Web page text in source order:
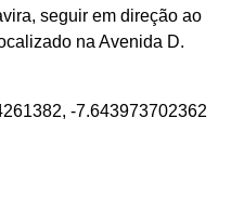
seguir em direção ao
na Avenida D.
-7.643973702362